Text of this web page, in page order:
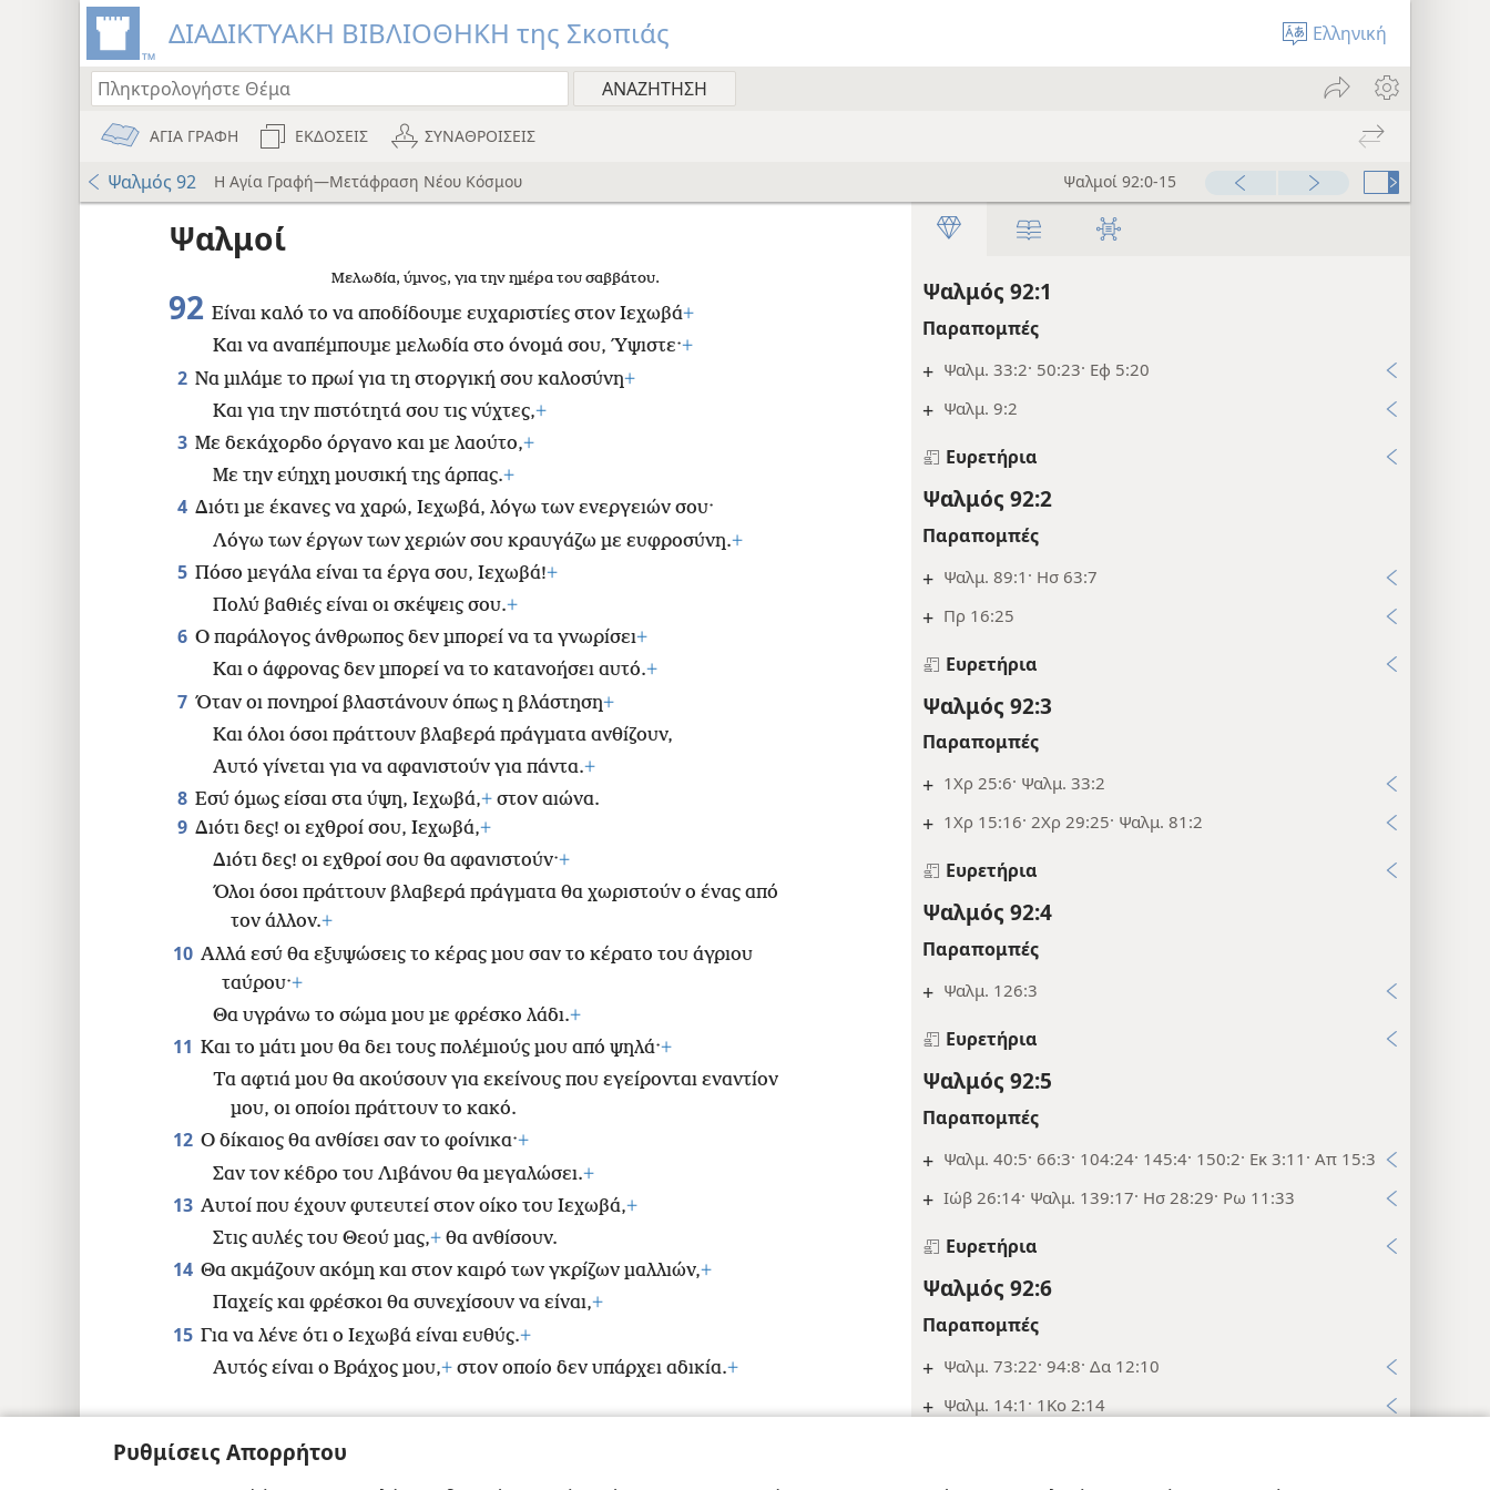
Ρυθμίσεις Απορρήτου
ΔΙΑΔΙΚΤΥΑΚΗ ΒΙΒΛΙΟΘΗΚΗ της Σκοπιάς Ελληνική
ΑΓΙΑ ΓΡΑΦΗ ΕΚΔΟΣΕΙΣ ΣΥΝΑΘΡΟΙΣΕΙΣ
Ψαλμός 92 Η Αγία Γραφή—Μετάφραση Νέου Κόσμου Ψαλμοί 92:0-15
Ψαλμός 92:1
Παραπομπές
+ Ψαλμ. 33:2· 50:23· Εφ 5:20
+ Ψαλμ. 9:2
Ευρετήρια
Ψαλμός 92:2
Παραπομπές
+ Ψαλμ. 89:1· Ησ 63:7
+ Πρ 16:25
Ευρετήρια
Ψαλμός 92:3
Παραπομπές
+ 1Χρ 25:6· Ψαλμ. 33:2
+ 1Χρ 15:16· 2Χρ 29:25· Ψαλμ. 81:2
Ευρετήρια
Ψαλμός 92:4
Παραπομπές
+ Ψαλμ. 126:3
Ευρετήρια
Ψαλμός 92:5
Παραπομπές
+ Ψαλμ. 40:5· 66:3· 104:24· 145:4· 150:2· Εκ 3:11· Απ 15:3
+ Ιώβ 26:14· Ψαλμ. 139:17· Ησ 28:29· Ρω 11:33
Ευρετήρια
Ψαλμός 92:6
Παραπομπές
+ Ψαλμ. 73:22· 94:8· Δα 12:10
+ Ψαλμ. 14:1· 1Κο 2:14
Ψαλμοί
Μελωδία, ύμνος, για την ημέρα του σαββάτου.
92 Είναι καλό το να αποδίδουμε ευχαριστίες στον Ιεχωβά+
Και να αναπέμπουμε μελωδία στο όνομά σου, Ύψιστε·+
2 Να μιλάμε το πρωί για τη στοργική σου καλοσύνη+
Και για την πιστότητά σου τις νύχτες,+
3 Με δεκάχορδο όργανο και με λαούτο,+
Με την εύηχη μουσική της άρπας.+
4 Διότι με έκανες να χαρώ, Ιεχωβά, λόγω των ενεργειών σου·
Λόγω των έργων των χεριών σου κραυγάζω με ευφροσύνη.+
5 Πόσο μεγάλα είναι τα έργα σου, Ιεχωβά!+
Πολύ βαθιές είναι οι σκέψεις σου.+
6 Ο παράλογος άνθρωπος δεν μπορεί να τα γνωρίσει+
Και ο άφρονας δεν μπορεί να το κατανοήσει αυτό.+
7 Όταν οι πονηροί βλαστάνουν όπως η βλάστηση+
Και όλοι όσοι πράττουν βλαβερά πράγματα ανθίζουν,
Αυτό γίνεται για να αφανιστούν για πάντα.+
8 Εσύ όμως είσαι στα ύψη, Ιεχωβά,+ στον αιώνα.
9 Διότι δες! οι εχθροί σου, Ιεχωβά,+
Διότι δες! οι εχθροί σου θα αφανιστούν·+
Όλοι όσοι πράττουν βλαβερά πράγματα θα χωριστούν ο ένας από
τον άλλον.+
10 Αλλά εσύ θα εξυψώσεις το κέρας μου σαν το κέρατο του άγριου
ταύρου·+
Θα υγράνω το σώμα μου με φρέσκο λάδι.+
11 Και το μάτι μου θα δει τους πολέμιούς μου από ψηλά·+
Τα αφτιά μου θα ακούσουν για εκείνους που εγείρονται εναντίον
μου, οι οποίοι πράττουν το κακό.
12 Ο δίκαιος θα ανθίσει σαν το φοίνικα·+
Σαν τον κέδρο του Λιβάνου θα μεγαλώσει.+
13 Αυτοί που έχουν φυτευτεί στον οίκο του Ιεχωβά,+
Στις αυλές του Θεού μας,+ θα ανθίσουν.
14 Θα ακμάζουν ακόμη και στον καιρό των γκρίζων μαλλιών,+
Παχείς και φρέσκοι θα συνεχίσουν να είναι,+
15 Για να λένε ότι ο Ιεχωβά είναι ευθύς.+
Αυτός είναι ο Βράχος μου,+ στον οποίο δεν υπάρχει αδικία.+